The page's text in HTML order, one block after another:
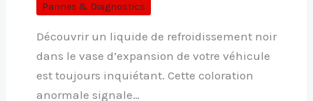
Pannes & Diagnostics
Découvrir un liquide de refroidissement noir
dans le vase d’expansion de votre véhicule
est toujours inquiétant. Cette coloration
anormale signale…